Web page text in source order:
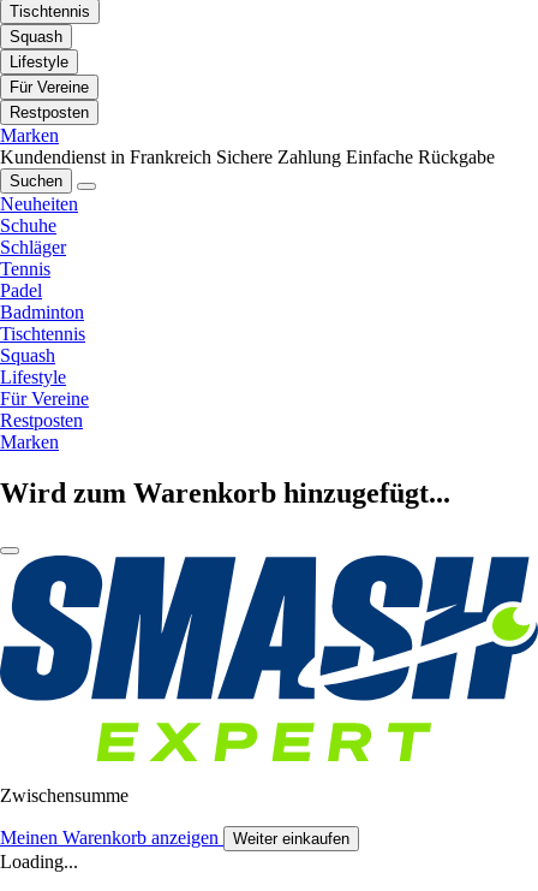
Tischtennis
Squash
Lifestyle
Für Vereine
Restposten
Marken
Kundendienst in Frankreich Sichere Zahlung Einfache Rückgabe
Suchen
Neuheiten
Schuhe
Schläger
Tennis
Padel
Badminton
Tischtennis
Squash
Lifestyle
Für Vereine
Restposten
Marken
Wird zum Warenkorb hinzugefügt...
Zwischensumme
Meinen Warenkorb anzeigen Weiter einkaufen
Loading...